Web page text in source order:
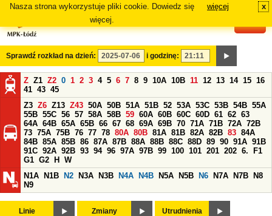
Nasza strona wykorzystuje pliki cookie. Dowiedz się
więcej.
więcej x
Sprawdź rozkład na dzień: i godzinę:
Z Z1 Z2 0 1 2 3 4 5 6 7 8 9 10A 10B 11 12 13 14 15 16
41 43 45
Z3 Z6 Z13 Z43 50A 50B 51A 51B 52 53A 53C 53B 54B 55A
55B 55C 56 57 58A 58B 59 60A 60B 60C 60D 61 62 63
64A 64B 65A 65B 66 67 68 69A 69B 70 71A 71B 72A 72B
73 75A 75B 76 77 78 80A 80B 81A 81B 82A 82B 83 84A
84B 85A 85B 86 87A 87B 88A 88B 88C 88D 89 90 91A 91B
91C 92A 92B 93 94 96 97A 97B 99 100 101 201 202 6.
F1
G1 G2 H
W
N1A
N1B N2 N3A N3B N4A N4B N5A N5B N6 N7A N7B
N8
N9
Linie Zmiany Utrudnienia